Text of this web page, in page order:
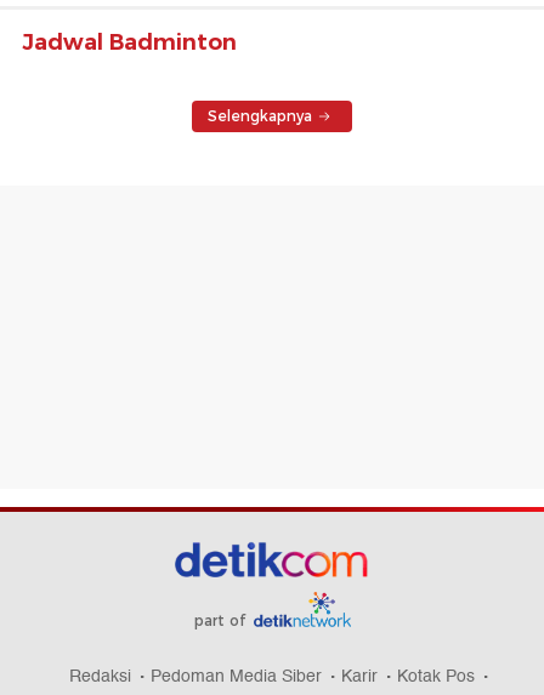
Jadwal Badminton
Selengkapnya
part of
Redaksi Pedoman Media Siber Karir
Kotak Pos